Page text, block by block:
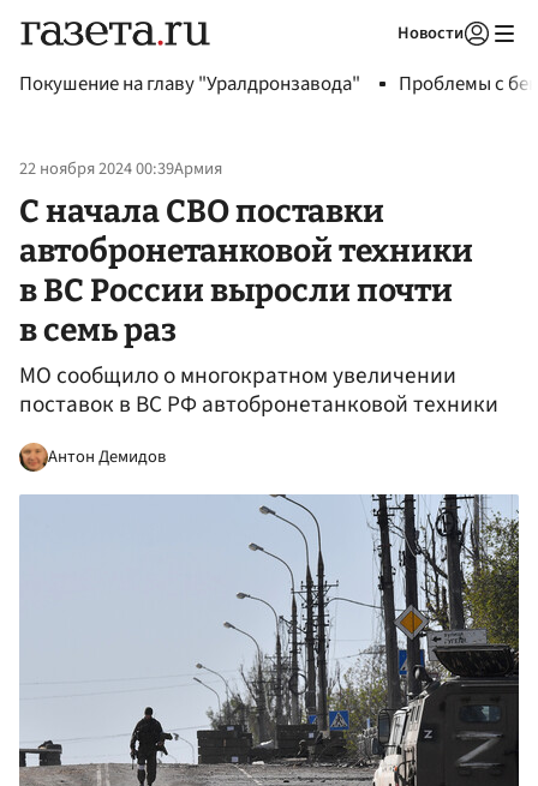
Новости
Покушение на главу "Уралдронзавода" Проблемы с
22 ноября 2024 00:39Армия
С начала СВО поставки
автобронетанковой техники
в ВС России выросли почти
в семь раз
МО сообщило о многократном увеличении
поставок в ВС РФ автобронетанковой техники
Антон Демидов